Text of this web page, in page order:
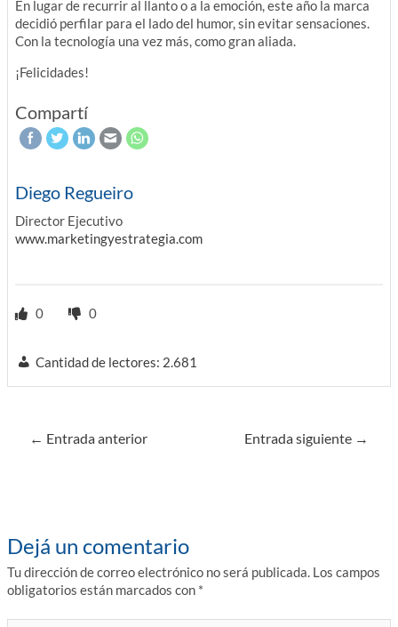
En lugar de recurrir al llanto o a la emoción, este año la marca
decidió perfilar para el lado del humor, sin evitar sensaciones.
Con la tecnología una vez más, como gran aliada.
¡Felicidades!
Compartí
Diego Regueiro
Director Ejecutivo
www.marketingyestrategia.com
0 0
Cantidad de lectores: 2.681
← Entrada anterior Entrada siguiente →
Dejá un comentario
Tu dirección de correo electrónico no será publicada. Los campos
obligatorios están marcados con *